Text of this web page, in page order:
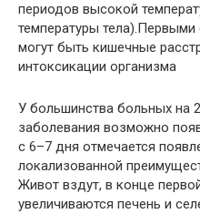
периодов высокой
температуры
могут быть кишечные
интоксикации организма
У большинства больных на
заболевания возможно
с 6–7 дня отмечается
локализованной
Живот вздут, в конце
увеличиваются печень и